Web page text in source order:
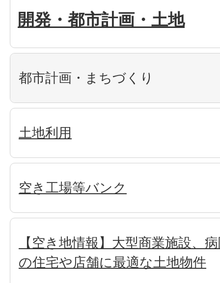
開発・都市計画・土地
都市計画・まちづくり
土地利用
空き工場等バンク
【空き地情報】大型商業施設、
の住宅や店舗に最適な土地物件